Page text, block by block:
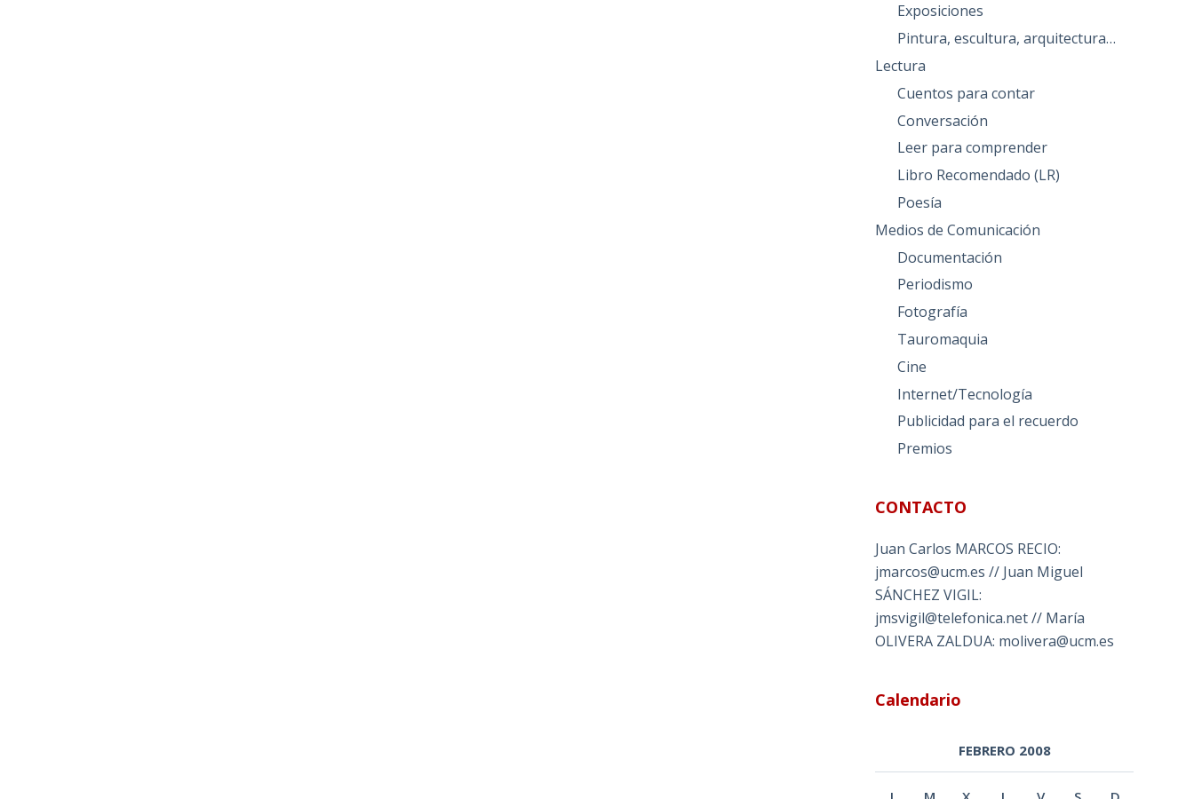
Exposiciones
Pintura, escultura, arquitectura…
Lectura
Cuentos para contar
Conversación
Leer para comprender
Libro Recomendado (LR)
Poesía
Medios de Comunicación
Documentación
Periodismo
Fotografía
Tauromaquia
Cine
Internet/Tecnología
Publicidad para el recuerdo
Premios
CONTACTO
Juan Carlos MARCOS RECIO:
jmarcos@ucm.es // Juan Miguel
SÁNCHEZ VIGIL:
jmsvigil@telefonica.net // María
OLIVERA ZALDUA: molivera@ucm.es
Calendario
FEBRERO 2008